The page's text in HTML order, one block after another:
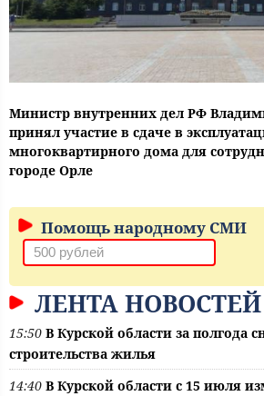
Министр внутренних дел РФ
принял участие в сдаче в
многоквартирного дома для
городе Орле
Помощь народному СМИ
ЛЕНТА НОВОСТЕЙ
15:50 В Курской области за полгода
строительства жилья
14:40 В Курской области с 15 июля